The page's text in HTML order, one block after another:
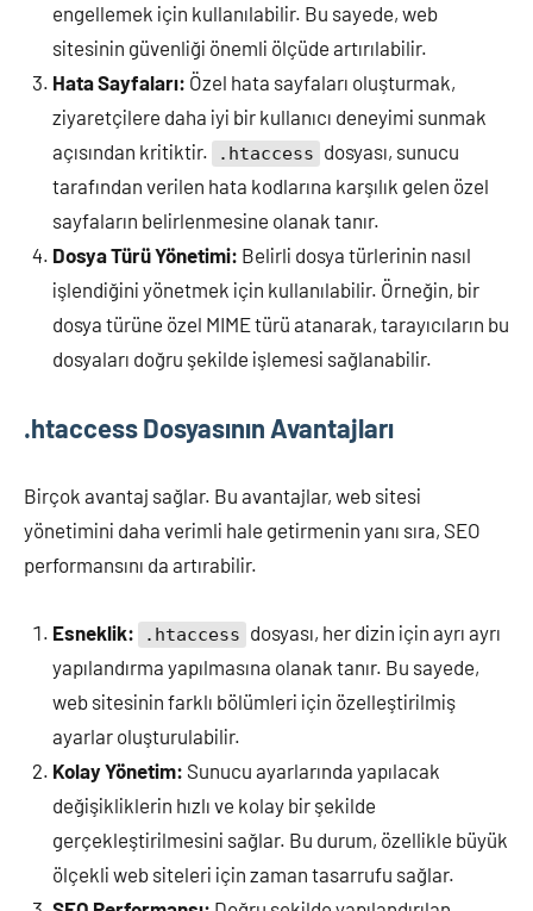
engellemek için kullanılabilir. Bu sayede, web
sitesinin güvenliği önemli ölçüde artırılabilir.
Hata Sayfaları: Özel hata sayfaları oluşturmak,
ziyaretçilere daha iyi bir kullanıcı deneyimi sunmak
açısından kritiktir.
.htaccess dosyası, sunucu
tarafından verilen hata kodlarına karşılık gelen özel
sayfaların belirlenmesine olanak tanır.
Dosya Türü Yönetimi: Belirli dosya türlerinin nasıl
işlendiğini yönetmek için kullanılabilir. Örneğin, bir
dosya türüne özel MIME türü atanarak, tarayıcıların bu
dosyaları doğru şekilde işlemesi sağlanabilir.
.htaccess Dosyasının Avantajları
Birçok avantaj sağlar. Bu avantajlar, web sitesi
yönetimini daha verimli hale getirmenin yanı sıra, SEO
performansını da artırabilir.
Esneklik: .htaccess dosyası, her dizin için ayrı ayrı
yapılandırma yapılmasına olanak tanır. Bu sayede,
web sitesinin farklı bölümleri için özelleştirilmiş
ayarlar oluşturulabilir.
Kolay Yönetim: Sunucu ayarlarında yapılacak
değişikliklerin hızlı ve kolay bir şekilde
gerçekleştirilmesini sağlar. Bu durum, özellikle büyük
ölçekli web siteleri için zaman tasarrufu sağlar.